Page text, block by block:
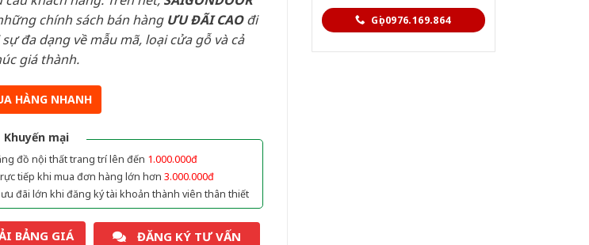
Gọi 0976.169.864
chính sách bán hàng ƯU ĐÃI CAOđi
đa dạng về mẫu mã, loại cửa gỗ và cả
giá thành.
HÀNG NHANH
Khuyến mại
đồ nội thất trang trí lên đến 1.000.000đ
tiếp khi mua đơn hàng lớn hơn 3.000.000đ
đãi lớn khi đăng ký tài khoản thành viên thân thiết
BẢNG GIÁ ĐĂNG KÝ TƯ VẤN